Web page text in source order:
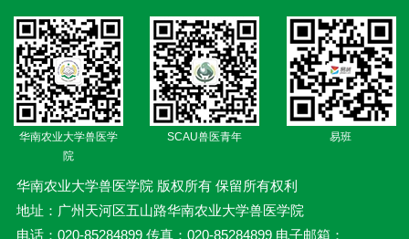
华南农业大学兽医学
院
SCAU兽医青年 易班
华南农业大学兽医学院 版权所有 保留所有权利
地址：广州天河区五山路华南农业大学兽医学院
电话：020-85284899 传真：020-85284899 电子邮箱：